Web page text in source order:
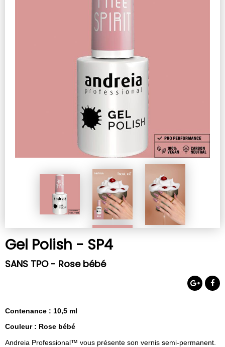
Gel Polish - SP4
SANS TPO - Rose bébé
Contenance : 10,5 ml
Couleur : Rose bébé
Andreia Professional™ vous présente son vernis semi-permanent.